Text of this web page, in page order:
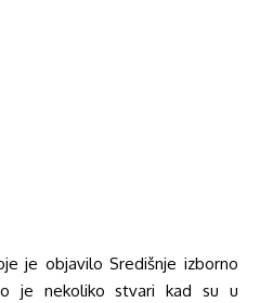
je objavilo Središnje izborno
je nekoliko stvari kad su u